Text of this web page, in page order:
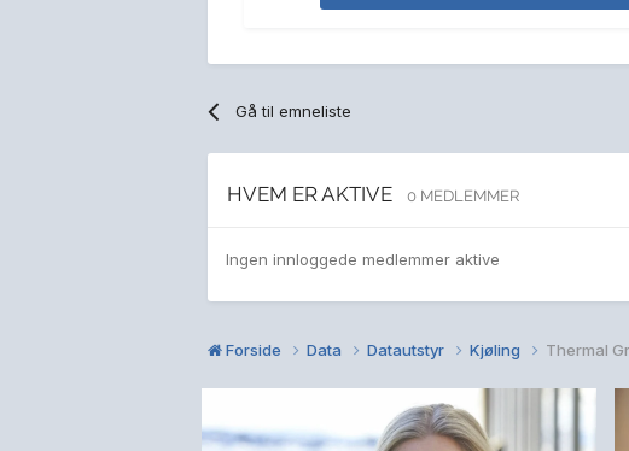
Gå til emneliste
HVEM ER AKTIVE 0 MEDLEMMER
Ingen innloggede medlemmer aktive
Forside Data Datautstyr Kjøling Thermal